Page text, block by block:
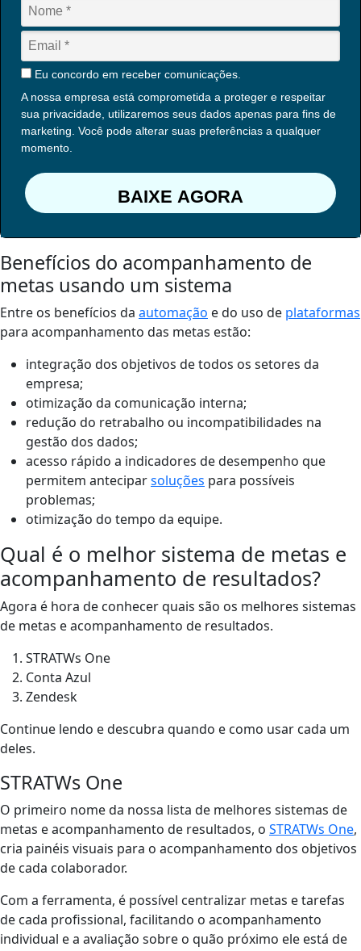
Eu concordo em receber comunicações.
A nossa empresa está comprometida a proteger e respeitar
sua privacidade, utilizaremos seus dados apenas para fins de
marketing. Você pode alterar suas preferências a qualquer
momento.
BAIXE AGORA
Benefícios do acompanhamento de
metas usando um sistema
Entre os benefícios da automação e do uso de plataformas
para acompanhamento das metas estão:
integração dos objetivos de todos os setores da
empresa;
otimização da comunicação interna;
redução do retrabalho ou incompatibilidades na
gestão dos dados;
acesso rápido a indicadores de desempenho que
permitem anteciparsoluções para possíveis
problemas;
otimização do tempo da equipe.
Qual é o melhor sistema de metas e
acompanhamento de resultados?
Agora é hora de conhecer quais são os melhores sistemas
de metas e acompanhamento de resultados.
STRATWs One
Conta Azul
Zendesk
Continue lendo e descubra quando e como usar cada um
deles.
STRATWs One
O primeiro nome da nossa lista de melhores sistemas de
metas e acompanhamento de resultados, o STRATWs One,
cria painéis visuais para o acompanhamento dos objetivos
de cada colaborador.
Com a ferramenta, é possível centralizar metas e tarefas
de cada profissional, facilitando o acompanhamento
individual e a avaliação sobre o quão próximo ele está de